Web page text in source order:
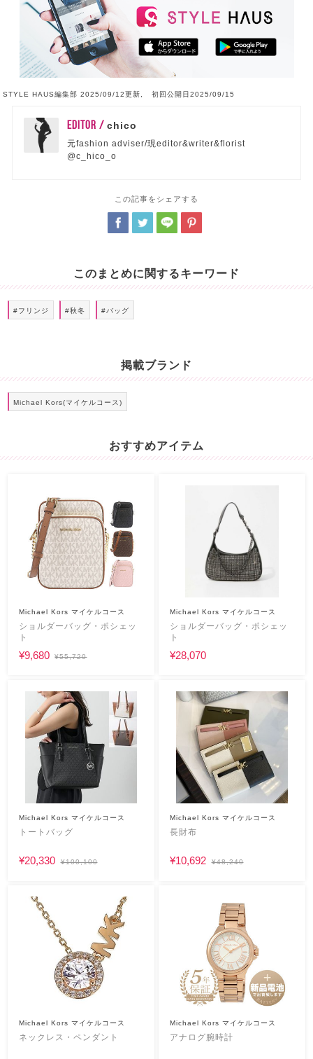
STYLE HAUS編集部 2025/09/12更新, 初回公開日2025/09/15
EDITOR /chico
元fashion adviser/現editor&writer&florist
@c_hico_o
この記事をシェアする
このまとめに関するキーワード
#フリンジ #秋冬 #バッグ
掲載ブランド
Michael Kors(マイケルコース)
おすすめアイテム
Michael Kors マイケルコース
ショルダーバッグ・ポシェッ
ト
¥9,680 ¥55,720
Michael Kors マイケルコース
ショルダーバッグ・ポシェッ
ト
¥28,070
Michael Kors マイケルコース
トートバッグ
¥20,330 ¥100,100
Michael Kors マイケルコース
長財布
¥10,692 ¥48,240
Michael Kors マイケルコース
ネックレス・ペンダント
Michael Kors マイケルコース
アナログ腕時計